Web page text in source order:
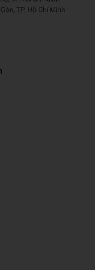
TP. Hồ Chí Minh